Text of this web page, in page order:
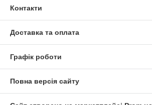
Контакти
Доставка та оплата
Графік роботи
Повна версія сайту